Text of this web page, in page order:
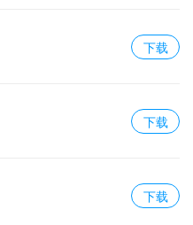
下载
下载
下载